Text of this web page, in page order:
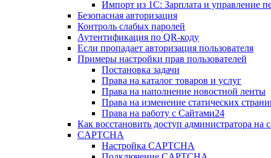
Импорт из 1С: Зарплата и управление
Безопасная авторизация
Контроль слабых паролей
Аутентификация по QR-коду
Если пропадает авторизация пользователя
Примеры настройки прав пользователей
Постановка задачи
Права на каталог товаров и услуг
Права на наполнение новостной ленты
Права на изменение статических
Права на работу с Сайтами24
Как восстановить доступ администратора на
CAPTCHA
Настройка CAPTCHA